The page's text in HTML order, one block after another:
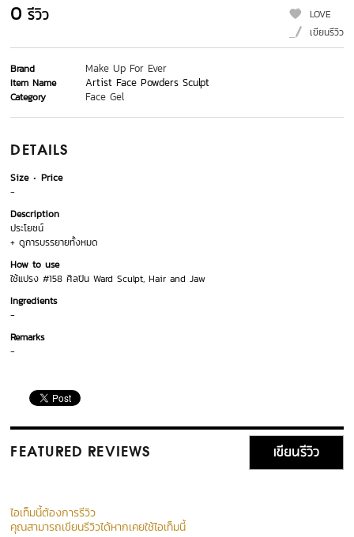
0 รีวิว
LOVE
เขียนรีวิว
Brand Make Up For Ever
Item Name Artist Face Powders Sculpt
Category Face Gel
DETAILS
Size
Price
-
Description
ประโยชน์
+ ดูการบรรยายทั้งหมด
How to use
ใช้แปรง #158 ศิลปิน Ward Sculpt, Hair and Jaw
Ingredients
-
Remarks
-
FEATURED REVIEWS เขียนรีวิว
ไอเท็มนี้ต้องการรีวิว
คุณสามารถเขียนรีวิวได้หากเคยใช้ไอเท็มนี้